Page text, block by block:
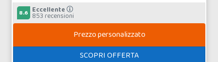
8.6 Eccellente
853 recensioni
Prezzo personalizzato
SCOPRI OFFERTA